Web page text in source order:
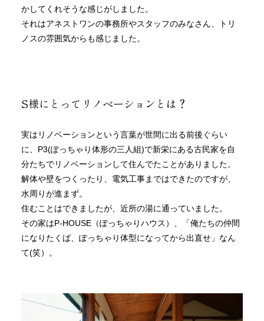
かしてくれそうな感じがしました。
それはアネストワンの事務所やスタッフのみなさん、トリ
ノスの雰囲気からも感じました。
S様にとってリノベーションとは？
実はリノベーションという言葉が世間に出る前後ぐらい
に、P3(ぽっちゃり体形の三人組)で新栄にある古民家を自
分たちでリノベーションして住んでたことがありました。
解体や壁をつくったり、電気工事まではできたのですが、
水周りが進まず。
住むことはできましたが、近所の湯に通っていました。
その家はP-HOUSE（ぽっちゃりハウス）、「俺たちの仲間
になりたくば、ぽっちゃり体型になってから出直せ」なん
て(笑）。